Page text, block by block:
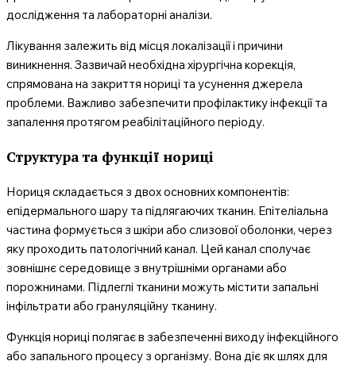
дослідження та лабораторні аналізи.
Лікування залежить від місця локалізації і причини
виникнення. Зазвичай необхідна хірургічна корекція,
спрямована на закриття нориці та усунення джерела
проблеми. Важливо забезпечити профілактику інфекції та
запалення протягом реабілітаційного періоду.
Структура та функції нориці
Нориця складається з двох основних компонентів:
епідермального шару та підлягаючих тканин. Епітеліальна
частина формується з шкіри або слизової оболонки, через
яку проходить патологічний канал. Цей канал сполучає
зовнішнє середовище з внутрішніми органами або
порожнинами. Підлеглі тканини можуть містити запальні
інфільтрати або грануляційну тканину.
Функція нориці полягає в забезпеченні виходу інфекційного
або запального процесу з організму. Вона діє як шлях для